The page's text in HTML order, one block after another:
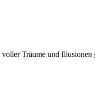
Träume und